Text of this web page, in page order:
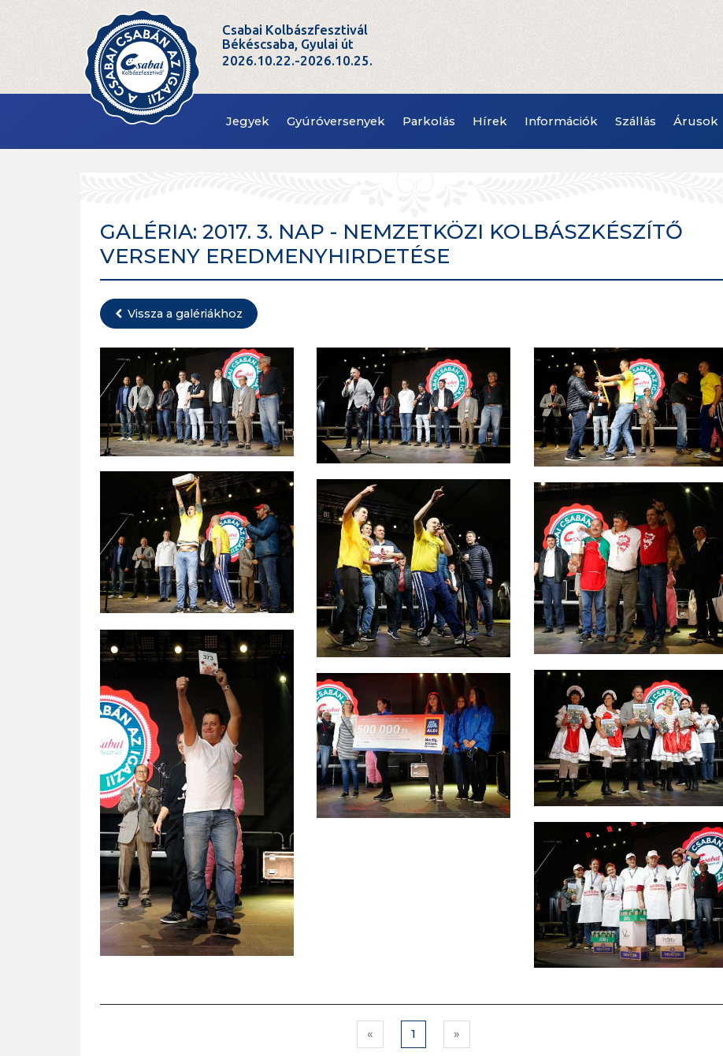
Csabai Kolbászfesztivál
Békéscsaba, Gyulai út
2026.10.22.-2026.10.25.
Jegyek Gyúróversenyek Parkolás Hírek Információk Szállás Árusok
GALÉRIA: 2017. 3. NAP - NEMZETKÖZI KOLBÁSZKÉSZÍTŐ
VERSENY EREDMENYHIRDETÉSE
Vissza a galériákhoz
« 1 »